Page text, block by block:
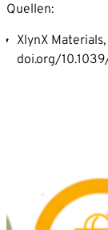
Quellen:
XlynX
doi.org/